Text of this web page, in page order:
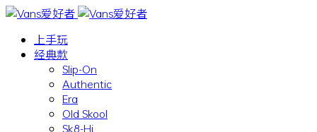
上手玩
经典款
Slip-On
Authentic
Era
Old Skool
Sk8-Hi